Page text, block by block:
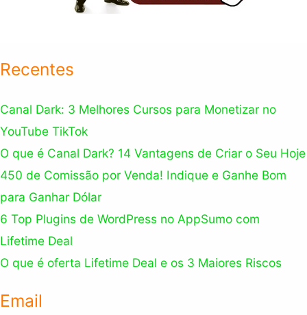
Recentes
Canal Dark: 3 Melhores Cursos para Monetizar no
YouTube TikTok
O que é Canal Dark? 14 Vantagens de Criar o Seu Hoje
450 de Comissão por Venda! Indique e Ganhe Bom
para Ganhar Dólar
6 Top Plugins de WordPress no AppSumo com
Lifetime Deal
O que é oferta Lifetime Deal e os 3 Maiores Riscos
Email